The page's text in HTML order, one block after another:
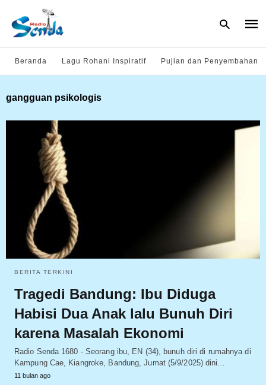
and
Beranda Lagu Rohani Inspiratif Pujian dan Penyembahan
gangguan psikologis
BERITA TERKINI
Tragedi Bandung: Ibu Diduga
Habisi Dua Anak lalu Bunuh Diri
karena Masalah Ekonomi
Radio Senda 1680 - Seorang ibu, EN (34), bunuh diri di rumahnya di
Kampung Cae, Kiangroke, Bandung, Jumat (5/9/2025) dini…
11 bulan ago